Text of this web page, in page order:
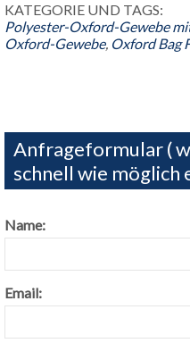
KATEGORIE UND TAGS:
Polyester-Oxford-Gewebe
Oxford-Gewebe, Oxford Bag
Anfrageformular (
schnell wie möglich
Name:
Email: